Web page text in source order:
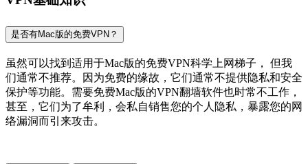
是否有Mac版的免费VPN？
虽然可以找到适用于Mac版的免费VPN科学上网梯子， 但我
们通常不推荐。因为免费的缘故，它们通常不提供隐私和安全
保护等功能。需要免费Mac版的VPN翻墙软件也时常不工作，
甚至，它们为了牟利，会私自销售您的个人隐私，暴露您的网
络漏洞而引来攻击。